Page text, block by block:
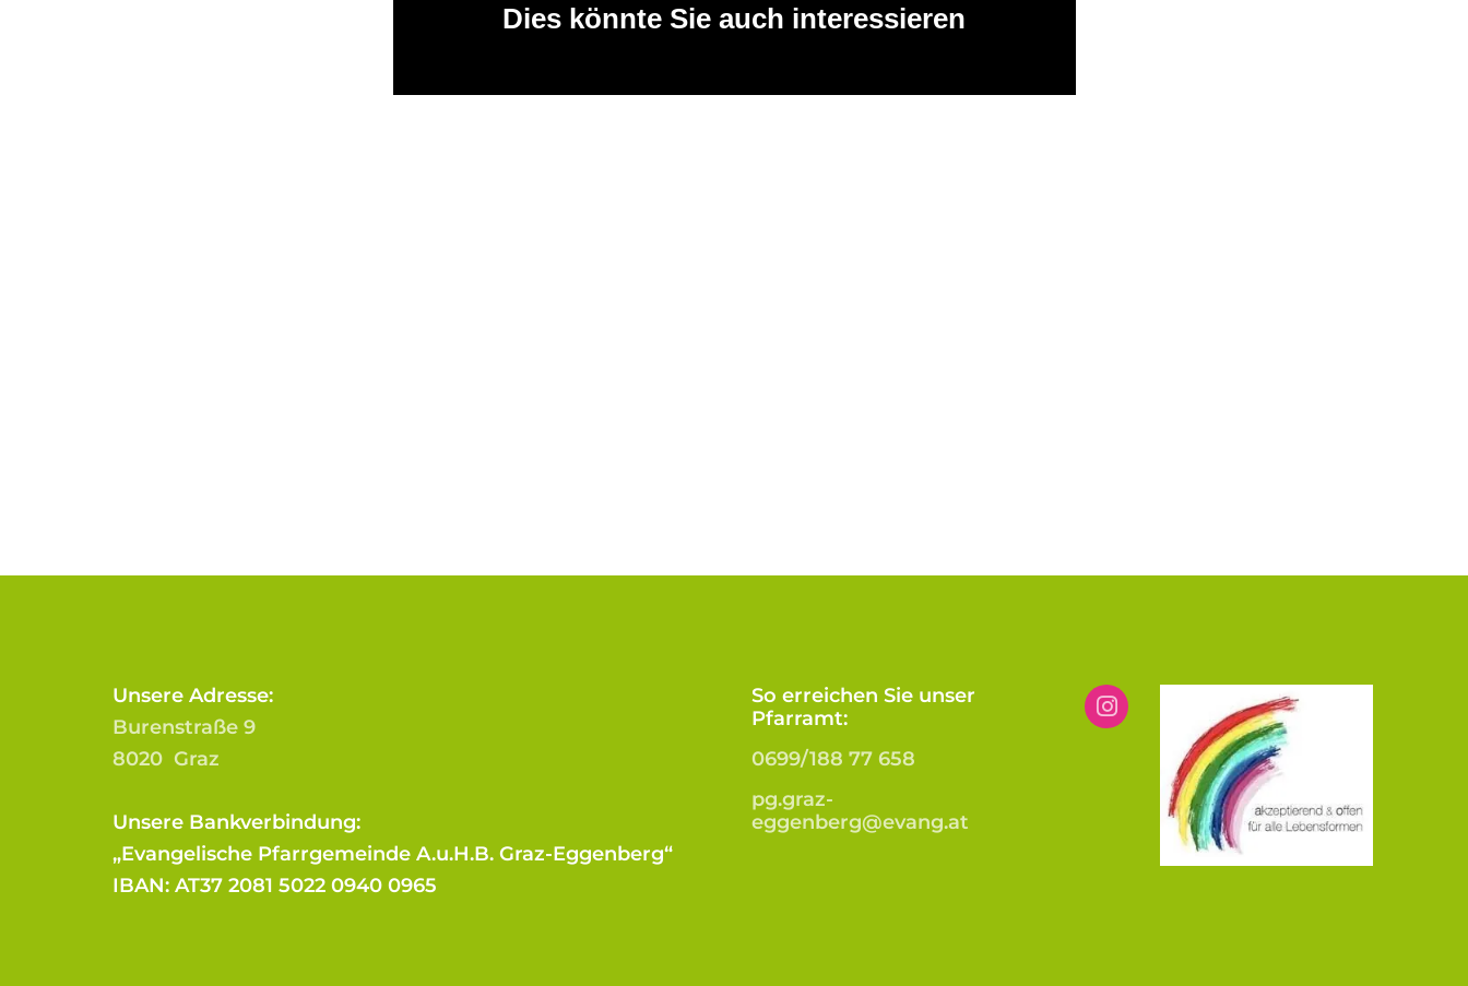
Dies könnte Sie auch interessieren
Unsere Adresse:
Burenstraße 9
8020 Graz
Unsere Bankverbindung:
„Evangelische Pfarrgemeinde A.u.H.B. Graz-Eggenberg“
IBAN: AT37 2081 5022 0940 0965
So erreichen Sie unser
Pfarramt:
0699/188 77 658
pg.graz-
eggenberg@evang.at